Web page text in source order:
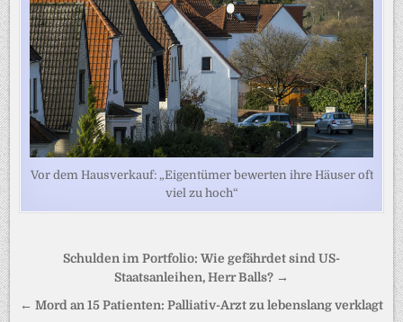
Vor dem Hausverkauf: „Eigentümer bewerten ihre Häuser oft
viel zu hoch“
Beitragsnavigation
Schulden im Portfolio: Wie gefährdet sind US-
Staatsanleihen, Herr Balls? →
← Mord an 15 Patienten: Palliativ-Arzt zu lebenslang verklagt